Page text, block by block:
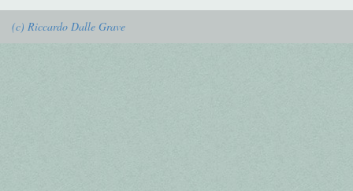
(c) Riccardo Dalle Grave